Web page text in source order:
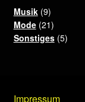
Musik 99
Produkte
Mode 2121
Produkte
Sonstiges 55
Impressum